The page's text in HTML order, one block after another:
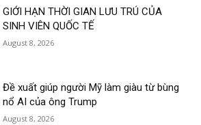
GIỚI HẠN THỜI GIAN LƯU TRÚ CỦA
SINH VIÊN QUỐC TẾ
August 8, 2026
Đề xuất giúp người Mỹ làm giàu từ bùng
nổ AI của ông Trump
August 8, 2026